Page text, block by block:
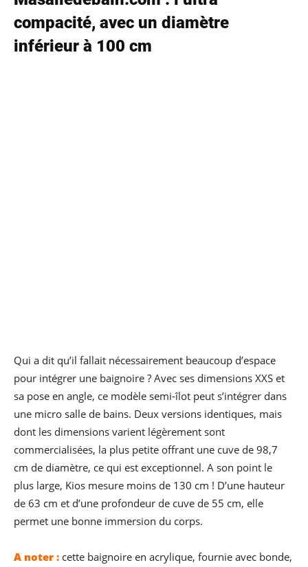
compacité, avec un diamètre
inférieur à 100 cm
Qui a dit qu’il fallait nécessairement beaucoup d’espace
pour intégrer une baignoire ? Avec ses dimensions XXS et
sa pose en angle, ce modèle semi-îlot peut s’intégrer dans
une micro salle de bains. Deux versions identiques, mais
dont les dimensions varient légèrement sont
commercialisées, la plus petite offrant une cuve de 98,7
cm de diamètre, ce qui est exceptionnel. A son point le
plus large, Kios mesure moins de 130 cm ! D’une hauteur
de 63 cm et d’une profondeur de cuve de 55 cm, elle
permet une bonne immersion du corps.
A noter : cette baignoire en acrylique, fournie avec bonde,